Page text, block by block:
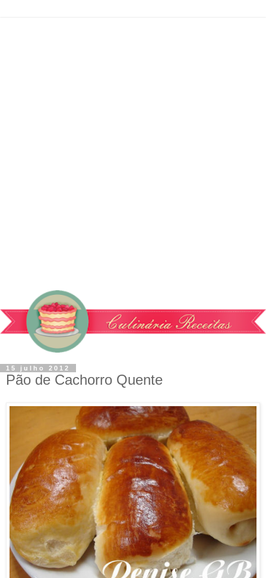
15 julho 2012
Pão de Cachorro Quente